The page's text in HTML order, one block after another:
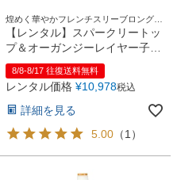
煌めく華やかフレンチスリーブロングド
レス
【レンタル】スパークリートッ
プ＆オーガンジーレイヤー子供
ドレス(JK3811)バーガンディー
8/8-8/17 往復送料無料
レンタル価格 ¥10,978税込
詳細を見る
5.00 （1 ）